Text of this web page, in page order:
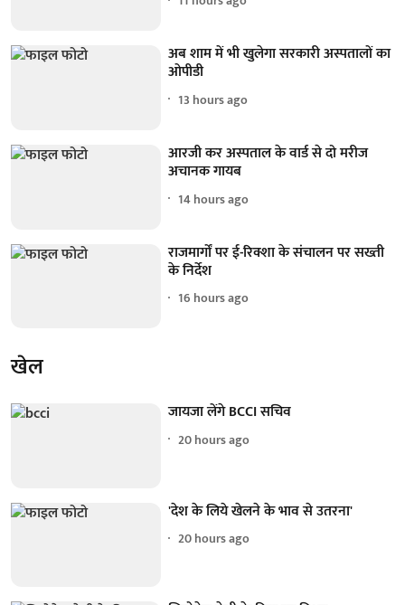
अब शाम में भी खुलेगा सरकारी अस्पतालों का
ओपीडी
13 hours ago
आरजी कर अस्पताल के वार्ड से दो मरीज
अचानक गायब
14 hours ago
राजमार्गों पर ई-रिक्शा के संचालन पर सख्ती
के निर्देश
16 hours ago
खेल
जायजा लेंगे BCCI सचिव
20 hours ago
'देश के लिये खेलने के भाव से उतरना'
20 hours ago